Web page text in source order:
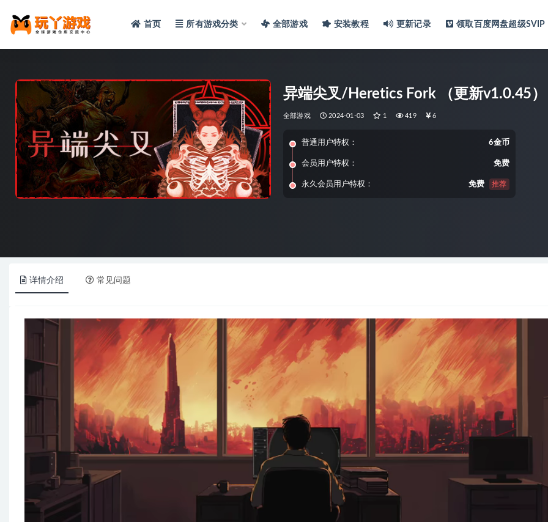
首页 所有游戏分类 全部游戏 安装教程 更新记录 领取百度网盘超级SVIP
异端尖叉/Heretics Fork （更新v1.0.45）
全部游戏 2024-01-03 1 419 6
普通用户特权： 6金币
会员用户特权： 免费
永久会员用户特权： 免费 推荐
详情介绍 常见问题